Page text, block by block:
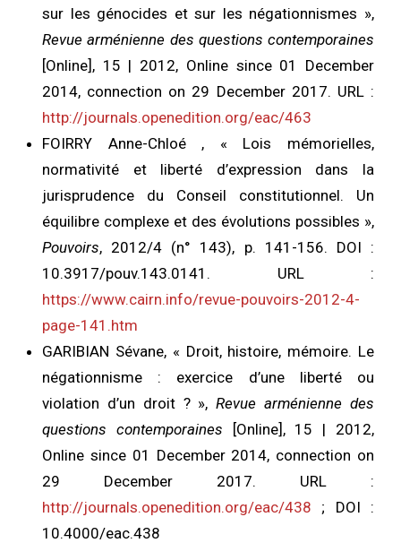
sur les génocides et sur les négationnismes »,
Revue arménienne des questions contemporaines
[Online], 15 | 2012, Online since 01 December
2014, connection on 29 December 2017. URL :
http://journals.openedition.org/eac/463
FOIRRY Anne-Chloé , « Lois mémorielles,
normativité et liberté d’expression dans la
jurisprudence du Conseil constitutionnel. Un
équilibre complexe et des évolutions possibles »,
Pouvoirs, 2012/4 (n° 143), p. 141-156. DOI :
10.3917/pouv.143.0141. URL :
https://www.cairn.info/revue-pouvoirs-2012-4-
page-141.htm
GARIBIAN Sévane, « Droit, histoire, mémoire. Le
négationnisme : exercice d’une liberté ou
violation d’un droit ?»,Revue arménienne des
questions contemporaines [Online], 15 | 2012,
Online since 01 December 2014, connection on
29 December 2017. URL :
http://journals.openedition.org/eac/438 ; DOI :
10.4000/eac.438